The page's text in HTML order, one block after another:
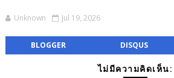
Unknown Jul 19, 2026
BLOGGER DISQUS
ไม่มีความคิดเห็น: